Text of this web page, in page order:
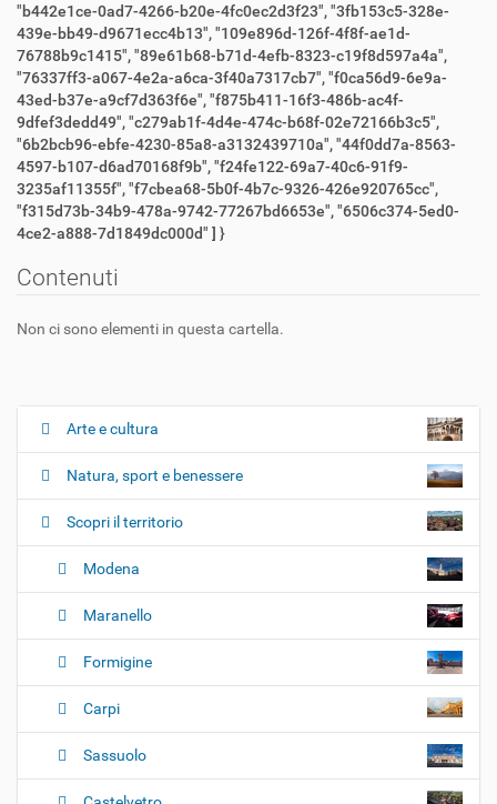
"b442e1ce-0ad7-4266-b20e-4fc0ec2d3f23", "3fb153c5-328e-
439e-bb49-d9671ecc4b13", "109e896d-126f-4f8f-ae1d-
76788b9c1415", "89e61b68-b71d-4efb-8323-c19f8d597a4a",
"76337ff3-a067-4e2a-a6ca-3f40a7317cb7", "f0ca56d9-6e9a-
43ed-b37e-a9cf7d363f6e", "f875b411-16f3-486b-ac4f-
9dfef3dedd49", "c279ab1f-4d4e-474c-b68f-02e72166b3c5",
"6b2bcb96-ebfe-4230-85a8-a3132439710a", "44f0dd7a-8563-
4597-b107-d6ad70168f9b", "f24fe122-69a7-40c6-91f9-
3235af11355f", "f7cbea68-5b0f-4b7c-9326-426e920765cc",
"f315d73b-34b9-478a-9742-77267bd6653e", "6506c374-5ed0-
4ce2-a888-7d1849dc000d" ] }
Contenuti
Non ci sono elementi in questa cartella.
N
g
z
n
Arte e cultura
Natura, sport e benessere
Scopri il territorio
Modena
Maranello
Formigine
Carpi
Sassuolo